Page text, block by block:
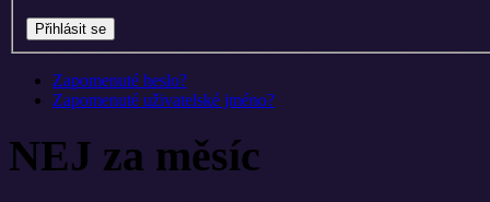
Zapomenuté heslo?
Zapomenuté uživatelské jméno?
NEJ za měsíc